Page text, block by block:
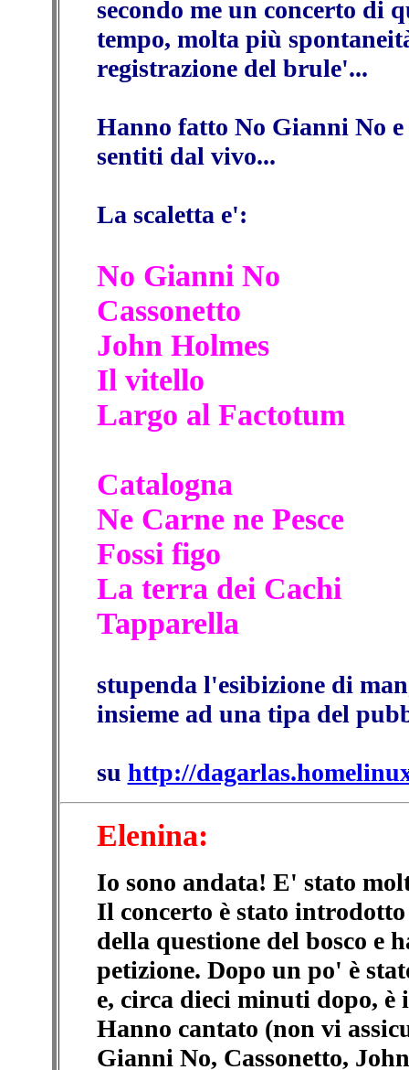
secondo me un concerto di
tempo, molta più
registrazione del brule'...
Hanno fatto No Gianni No
sentiti dal vivo...
La scaletta e':
No Gianni No
Cassonetto
John Holmes
Il vitello
Largo al Factotum
Catalogna
Ne Carne ne Pesce
Fossi figo
La terra dei Cachi
Tapparella
stupenda l'esibizione di
insieme ad una tipa del
su http://
Elenina:
Io sono andata! E' stato
Il concerto è stato
della questione del bosco
petizione. Dopo un po' è
e, circa dieci minuti dopo,
Hanno cantato (non vi
Gianni No, Cassonetto,